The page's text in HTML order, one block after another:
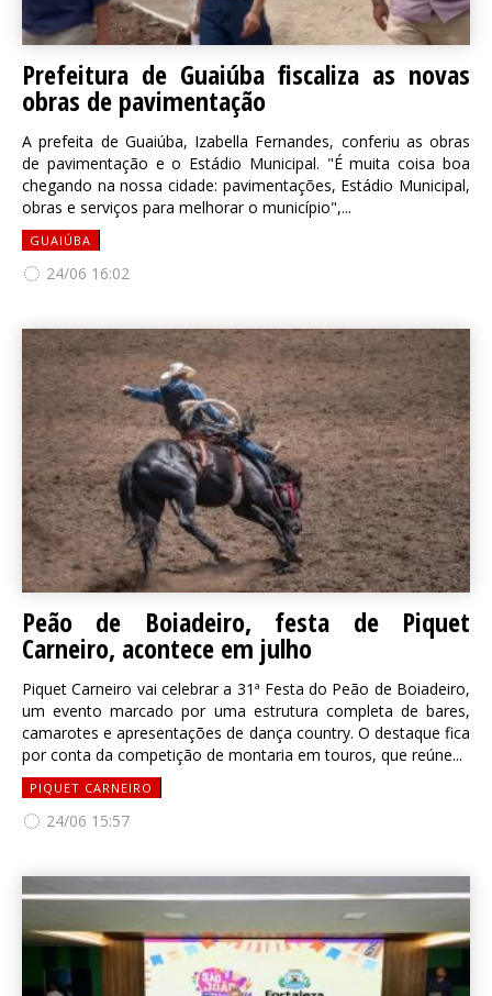
Prefeitura de Guaiúba fiscaliza as novas
obras de pavimentação
A prefeita de Guaiúba, Izabella Fernandes, conferiu as obras
de pavimentação e o Estádio Municipal. "É muita coisa boa
chegando na nossa cidade: pavimentações, Estádio Municipal,
obras e serviços para melhorar o município",...
GUAIÚBA
24/06 16:02
Peão de Boiadeiro, festa de Piquet
Carneiro, acontece em julho
Piquet Carneiro vai celebrar a 31ª Festa do Peão de Boiadeiro,
um evento marcado por uma estrutura completa de bares,
camarotes e apresentações de dança country. O destaque fica
por conta da competição de montaria em touros, que reúne...
PIQUET CARNEIRO
24/06 15:57